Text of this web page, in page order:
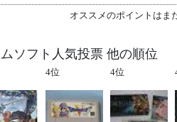
オススメのポイントはま
ソフト人気投票 他の順位
4位 4位